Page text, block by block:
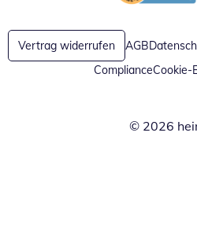
Öffnet in
Vertrag widerrufen AGB
ComplianceCookie-
© 2026